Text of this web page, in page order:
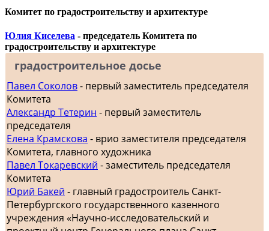
Комитет по градостроительству и архитектуре
Юлия Киселева - председатель Комитета по
градостроительству и архитектуре
градостроительное досье
Павел Соколов- первый заместитель председателя
Комитета
Александр Тетерин - первый заместитель
председателя
Елена Крамскова - врио заместителя председателя
Комитета, главного художника
Павел Токаревский - заместитель председателя
Комитета
Юрий Бакей - главный градостроитель Санкт-
Петербургского государственного казенного
учреждения «Научно-исследовательский и